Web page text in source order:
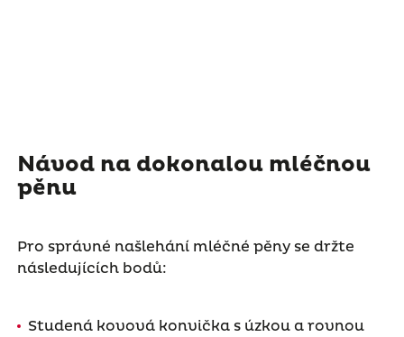
Návod na dokonalou mléčnou
pěnu
Pro správné našlehání mléčné pěny se držte
následujících bodů:
Studená kovová konvička s úzkou a rovnou